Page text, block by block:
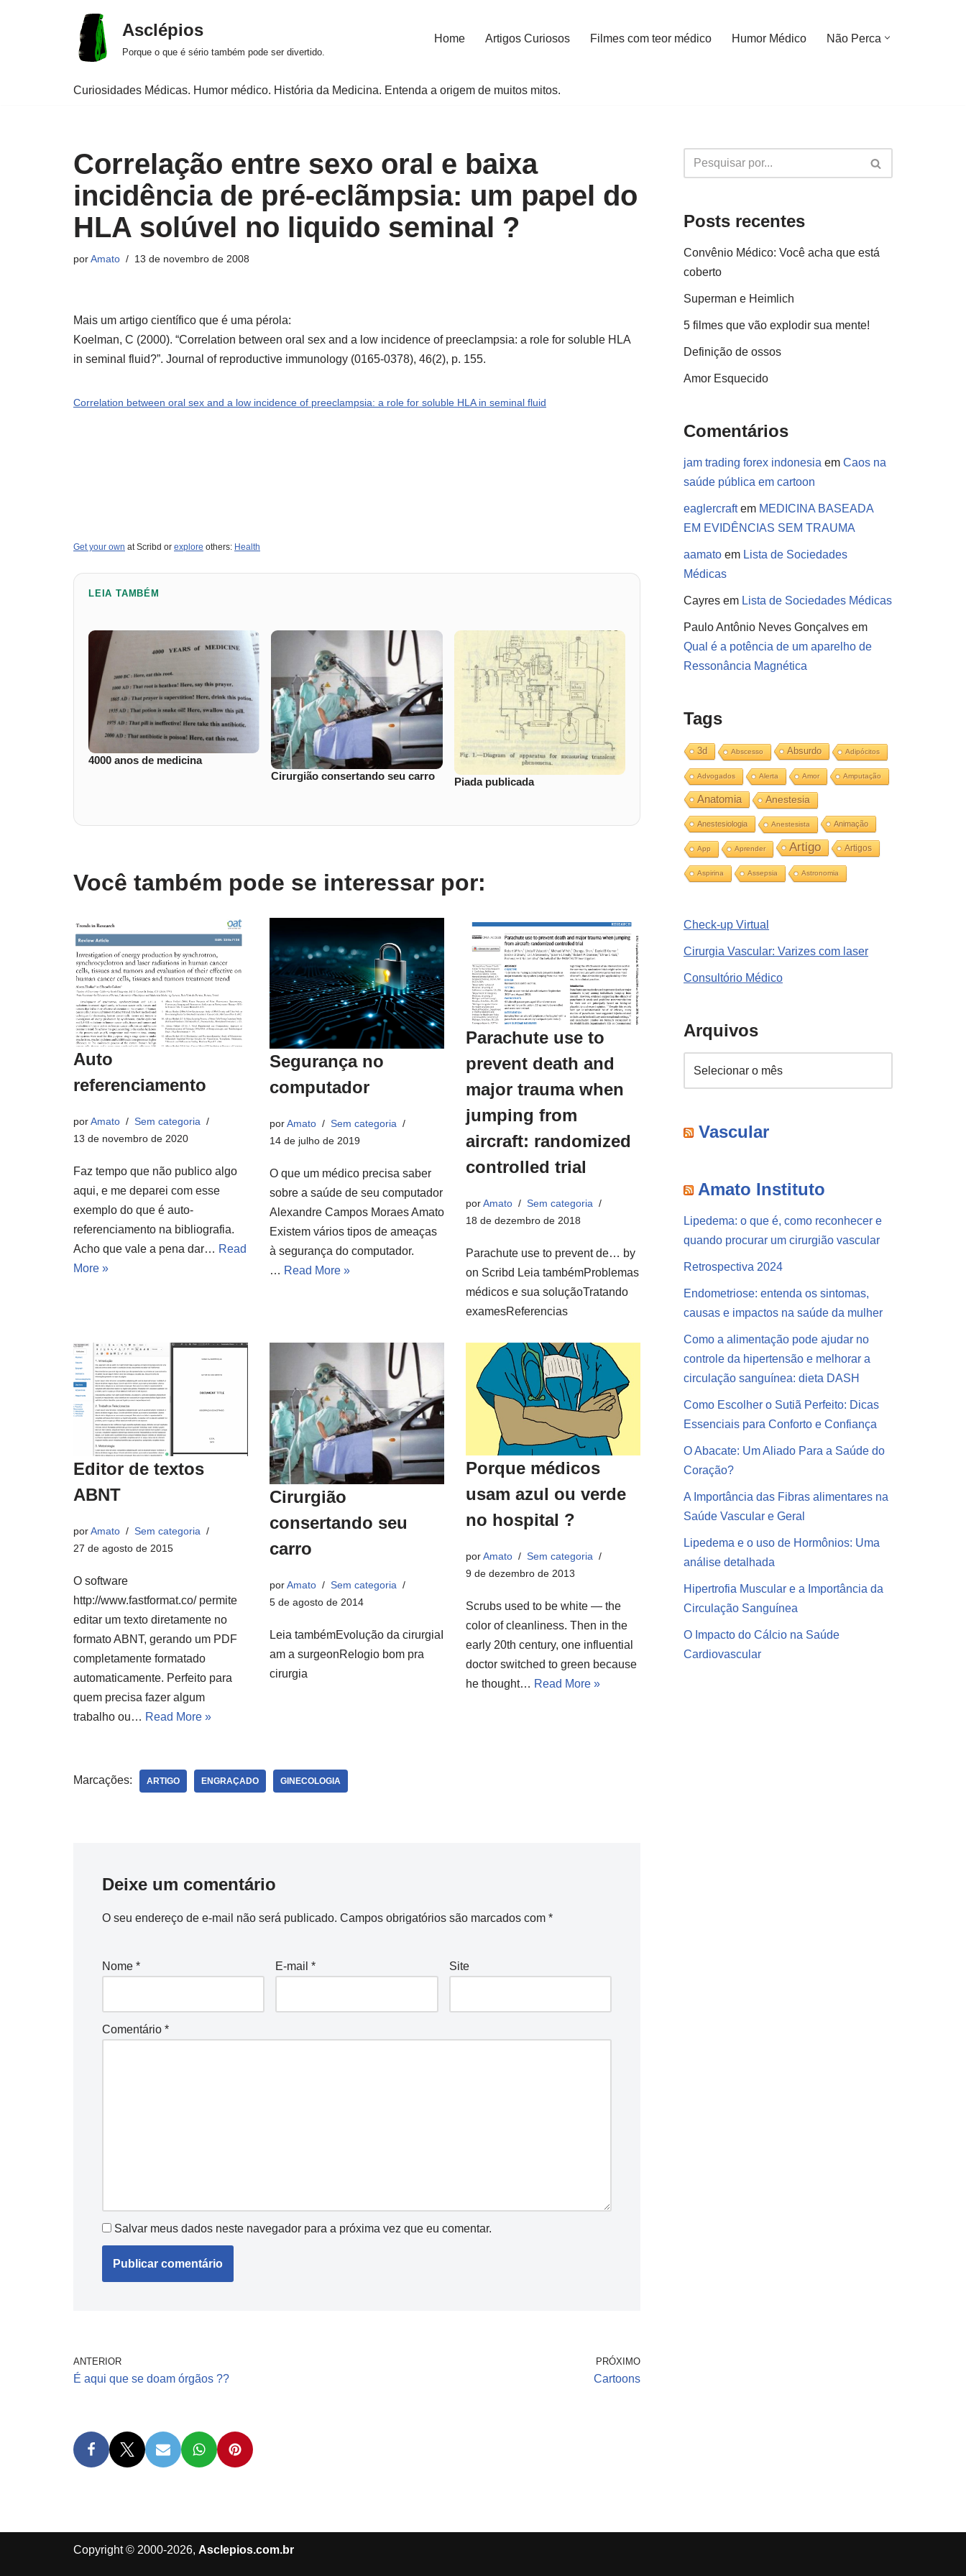
Asclépios
Porque o que é sério também pode ser divertido.
Home Artigos Curiosos Filmes com teor médico Humor Médico Não Perca
Curiosidades Médicas. Humor médico. História da Medicina. Entenda a origem de muitos mitos.
Correlação entre sexo oral e baixa
incidência de pré-eclãmpsia: um papel do
HLA solúvel no liquido seminal ?
porAmato 13 de novembro de 2008
Mais um artigo científico que é uma pérola:
Koelman, C (2000). “Correlation between oral sex and a low incidence of preeclampsia: a role for soluble HLA
in seminal fluid?”. Journal of reproductive immunology (0165-0378), 46(2), p. 155.
Correlation between oral sex and a low incidence of preeclampsia: a role for soluble HLA in seminal fluid
Get your own at Scribd or explore others: Health
LEIA TAMBÉM
4000 anos de medicina
Cirurgião consertando seu carro
Piada publicada
Você também pode se interessar por:
Auto
referenciamento
porAmato
Sem categoria
13 de novembro de 2020
Faz tempo que não publico algo
aqui, e me deparei com esse
exemplo do que é auto-
referenciamento na bibliografia.
Acho que vale a pena dar… Read
More »
Segurança no
computador
porAmato
Sem categoria
14 de julho de 2019
O que um médico precisa saber
sobre a saúde de seu computador
Alexandre Campos Moraes Amato
Existem vários tipos de ameaças
à segurança do computador.
… Read More »
Parachute use to
prevent death and
major trauma when
jumping from
aircraft: randomized
controlled trial
porAmato
Sem categoria
18 de dezembro de 2018
Parachute use to prevent de… by
on Scribd Leia tambémProblemas
médicos e sua soluçãoTratando
examesReferencias
Editor de textos
ABNT
porAmato
Sem categoria
27 de agosto de 2015
O software
http://www.fastformat.co/ permite
editar um texto diretamente no
formato ABNT, gerando um PDF
completamente formatado
automaticamente. Perfeito para
quem precisa fazer algum
trabalho ou… Read More »
Cirurgião
consertando seu
carro
porAmato
Sem categoria
5 de agosto de 2014
Leia tambémEvolução da cirurgiaI
am a surgeonRelogio bom pra
cirurgia
Porque médicos
usam azul ou verde
no hospital ?
porAmato
Sem categoria
9 de dezembro de 2013
Scrubs used to be white — the
color of cleanliness. Then in the
early 20th century, one influential
doctor switched to green because
he thought… Read More »
Marcações: ARTIGO ENGRAÇADO GINECOLOGIA
Deixe um comentário
O seu endereço de e-mail não será publicado. Campos obrigatórios são marcados com *
Nome * E-mail* Site
Comentário *
Salvar meus dados neste navegador para a próxima vez que eu comentar.
ANTERIOR
É aqui que se doam órgãos ??
PRÓXIMO
Cartoons
Posts recentes
Convênio Médico: Você acha que está
coberto
Superman e Heimlich
5 filmes que vão explodir sua mente!
Definição de ossos
Amor Esquecido
Comentários
jam trading forex indonesia em Caos na
saúde pública em cartoon
eaglercraftem MEDICINA BASEADA
EM EVIDÊNCIAS SEM TRAUMA
aamato em Lista de Sociedades
Médicas
Cayres em Lista de Sociedades Médicas
Paulo Antônio Neves Gonçalves em
Qual é a potência de um aparelho de
Ressonância Magnética
Tags
3d Abscesso Absurdo Adipócitos
Advogados Alerta Amor Amputação
Anatomia Anestesia
Anestesiologia Anestesista Animação
App Aprender Artigo Artigos
Aspirina Assepsia Astronomia
Check-up Virtual
Cirurgia Vascular: Varizes com laser
Consultório Médico
Arquivos
Vascular
Amato Instituto
Lipedema: o que é, como reconhecer e
quando procurar um cirurgião vascular
Retrospectiva 2024
Endometriose: entenda os sintomas,
causas e impactos na saúde da mulher
Como a alimentação pode ajudar no
controle da hipertensão e melhorar a
circulação sanguínea: dieta DASH
Como Escolher o Sutiã Perfeito: Dicas
Essenciais para Conforto e Confiança
O Abacate: Um Aliado Para a Saúde do
Coração?
A Importância das Fibras alimentares na
Saúde Vascular e Geral
Lipedema e o uso de Hormônios: Uma
análise detalhada
Hipertrofia Muscular e a Importância da
Circulação Sanguínea
O Impacto do Cálcio na Saúde
Cardiovascular
Copyright © 2000-2026, Asclepios.com.br